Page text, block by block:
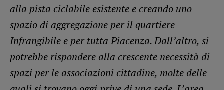
alla pista ciclabile esistente e creando uno
spazio di aggregazione per il quartiere
Infrangibile e per tutta Piacenza. Dall’altro, si
potrebbe rispondere alla crescente necessità di
spazi per le associazioni cittadine, molte delle